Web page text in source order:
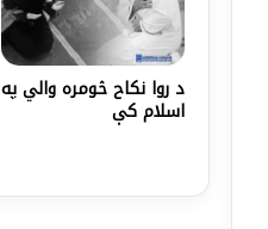
د روا نکاح څومره والي په
اسلام کې